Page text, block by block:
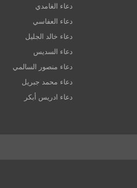
دعاء الغامدي
دعاء العفاسي
دعاء خالد الجليل
دعاء السديس
دعاء منصور السالمي
دعاء محمد جبريل
دعاء ادريس أبكر